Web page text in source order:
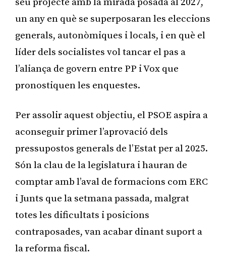
un any en què se superposaran les eleccions
generals, autonòmiques i locals, i en què el
líder dels socialistes vol tancar el pas a
l’aliança de govern entre PP i Vox que
pronostiquen les enquestes.
Per assolir aquest objectiu, el PSOE aspira a
aconseguir primer l’aprovació dels
pressupostos generals de l’Estat per al 2025.
Són la clau de la legislatura i hauran de
comptar amb l’aval de formacions com ERC
i Junts que la setmana passada, malgrat
totes les dificultats i posicions
contraposades, van acabar dinant suport a
la reforma fiscal.